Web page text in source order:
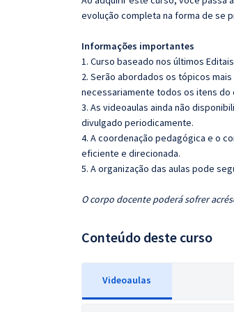
evolução completa na forma de se
Informações importantes
1. Curso baseado nos últimos
2. Serão abordados os tópicos
necessariamente todos os itens do
3. As videoaulas ainda não
divulgado periodicamente.
4. A coordenação pedagógica e o
eficiente e direcionada.
5. A organização das aulas pode
O corpo docente poderá sofrer
Conteúdo deste curso
Videoaulas